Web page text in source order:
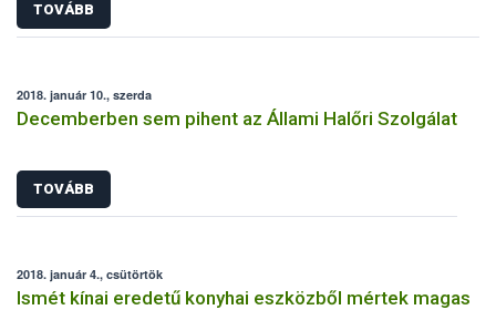
TOVÁBB
2018. január 10., szerda
Decemberben sem pihent az Állami Halőri Szolgálat
TOVÁBB
2018. január 4., csütörtök
Ismét kínai eredetű konyhai eszközből mértek magas